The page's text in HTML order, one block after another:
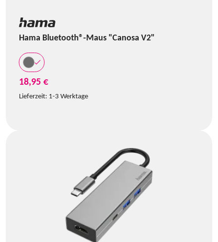
Hama Bluetooth®-Maus "Canosa V2"
18,95 €
Lieferzeit: 1-3 Werktage